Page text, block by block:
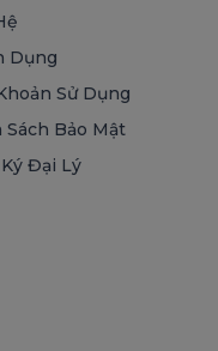
Dụng
Sử Dụng
Sách Bảo Mật
Đại Lý